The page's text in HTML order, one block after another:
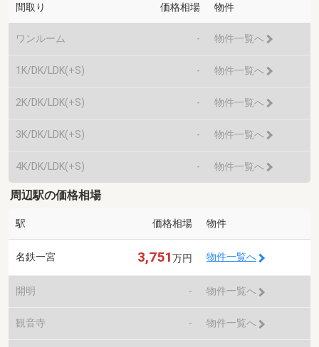
間取り 価格相場 物件
ワンルーム - 物件一覧へ
1K/DK/LDK(+S) - 物件一覧へ
2K/DK/LDK(+S) - 物件一覧へ
3K/DK/LDK(+S) - 物件一覧へ
4K/DK/LDK(+S) - 物件一覧へ
周辺駅の価格相場
駅 価格相場 物件
名鉄一宮 3,751万円 物件一覧へ
開明 - 物件一覧へ
観音寺 - 物件一覧へ